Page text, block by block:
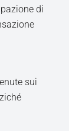
di
sui